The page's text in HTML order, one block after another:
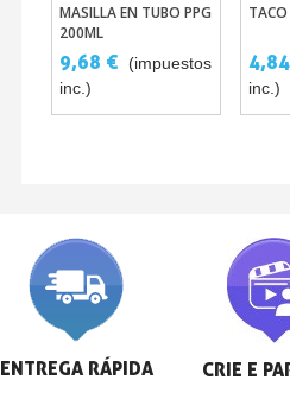
Añadir Al Carrito
MASILLA EN TUBO PPG
200ML
MONOCOMPONENTE
VBA BEIGE TAPÓN
ACRÍLICO A242
9,68 €
(impuestos
inc.)
inc.)
ENTREGA RÁPIDA CRIE E